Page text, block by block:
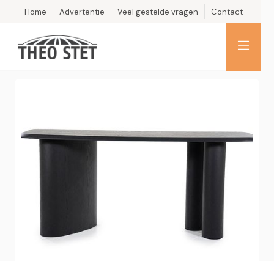
Home Advertentie Veel gestelde vragen Contact